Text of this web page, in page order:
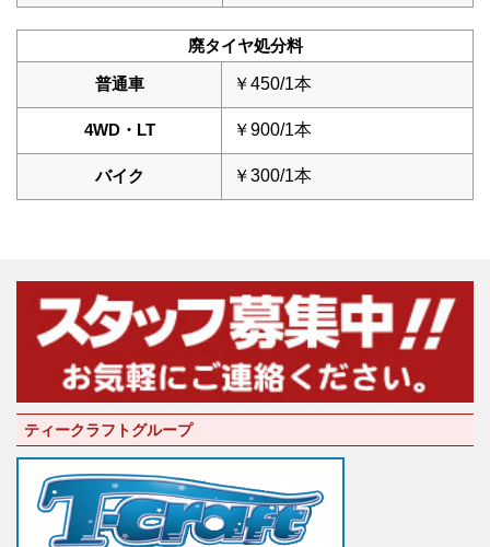
廃タイヤ処分料
普通車 ￥450/1本
4WD・LT ￥900/1本
バイク ￥300/1本
ティークラフトグループ